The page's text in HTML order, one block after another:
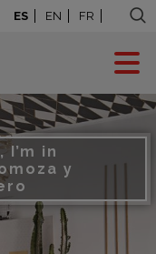
ES EN FR
I’m in
y